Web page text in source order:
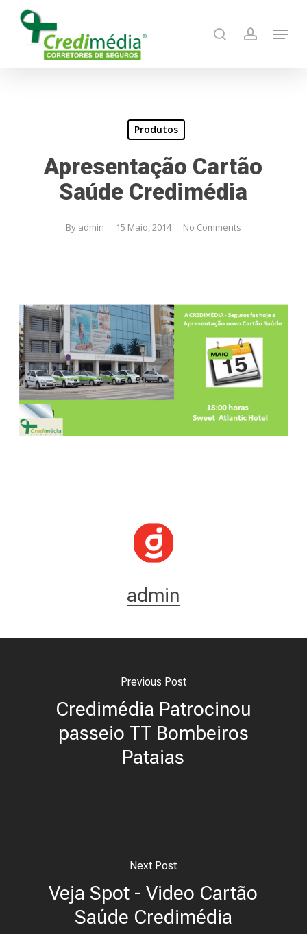
search account
Menu
Produtos
Apresentação Cartão
Saúde Credimédia
By admin 15 Maio, 2014 No Comments
admin
Previous Post
Credimédia Patrocinou
passeio TT Bombeiros
Pataias
Next Post
Veja Spot - Video Cartão
Saúde Credimédia